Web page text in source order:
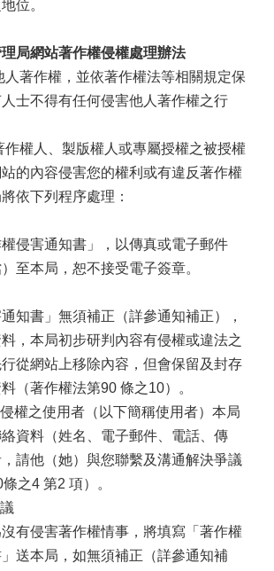
位。
局網站著作權侵權處理辦法
人著作權，並依著作權法等相關規定保
士不得有任何侵害他人著作權之行
作權人、製版權人或專屬授權之被授權
的內容侵害您的權利或有違反著作權
依下列程序處理：
侵害通知書」，以傳真或電子郵件
至本局，恕不接受電子簽章。
知書」無須補正（詳參通知補正），
，本局初步研判內容有侵權或違法之
從網站上移除內容，但會保留及封存
（著作權法第90 條之10）。
權之使用者（以下簡稱使用者）本局
資料（姓名、電子郵件、電話、傳
請他（她）與您聯繫及溝通解決爭議
之4 第2 項）。
有侵害著作權情事，將填寫「著作權
送本局，如無須補正（詳參通知補